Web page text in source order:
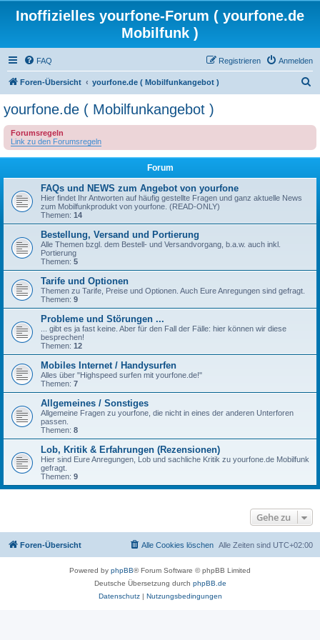
Inoffizielles yourfone-Forum ( yourfone.de
Mobilfunk )
FAQ Anmelden
Registrieren
Foren-Übersicht yourfone.de ( Mobilfunkangebot )
e
yourfone.de ( Mobilfunkangebot )
Forumsregeln
Link zu den Forumsregeln
Forum
FAQs und NEWS zum Angebot von yourfone
Hier findet Ihr Antworten auf häufig gestellte Fragen und ganz aktuelle News
zum Mobilfunkprodukt von yourfone. (READ-ONLY)
Themen: 14
Bestellung, Versand und Portierung
Alle Themen bzgl. dem Bestell- und Versandvorgang, b.a.w. auch inkl.
Portierung
Themen: 5
Tarife und Optionen
Themen zu Tarife, Preise und Optionen. Auch Eure Anregungen sind gefragt.
Themen: 9
Probleme und Störungen ...
... gibt es ja fast keine. Aber für den Fall der Fälle: hier können wir diese
besprechen!
Themen: 12
Mobiles Internet / Handysurfen
Alles über "Highspeed surfen mit yourfone.de!"
Themen: 7
Allgemeines / Sonstiges
Allgemeine Fragen zu yourfone, die nicht in eines der anderen Unterforen
passen.
Themen: 8
Lob, Kritik & Erfahrungen (Rezensionen)
Hier sind Eure Anregungen, Lob und sachliche Kritik zu yourfone.de Mobilfunk
gefragt.
Themen: 9
Gehe zu
Foren-Übersicht Alle Zeiten sind UTC+02:00
Alle Cookies löschen
Powered by phpBB® Forum Software © phpBB Limited
Deutsche Übersetzung durch phpBB.de
Datenschutz| Nutzungsbedingungen